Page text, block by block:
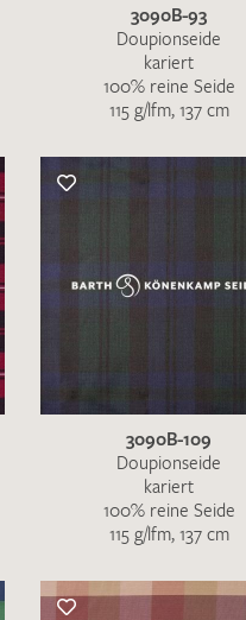
Daten zur
habe ich zur Kenntnis
SENDEN
3090B-93
Doupionseide
kariert
100% reine Seide
115 g/lfm, 137 cm
3090B-109
Doupionseide
kariert
100% reine Seide
115 g/lfm, 137 cm